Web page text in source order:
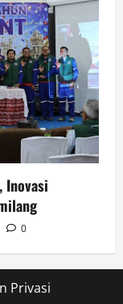
Inovasi
0
Privasi